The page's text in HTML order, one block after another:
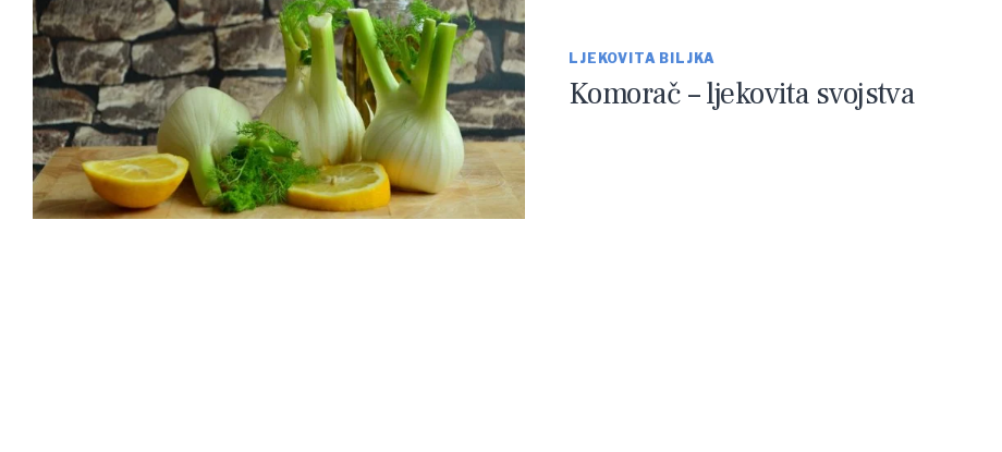
LJEKOVITA BILJKA
Komorač – ljekovita svojstva